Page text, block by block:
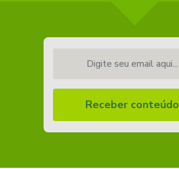
Receber conteúdo